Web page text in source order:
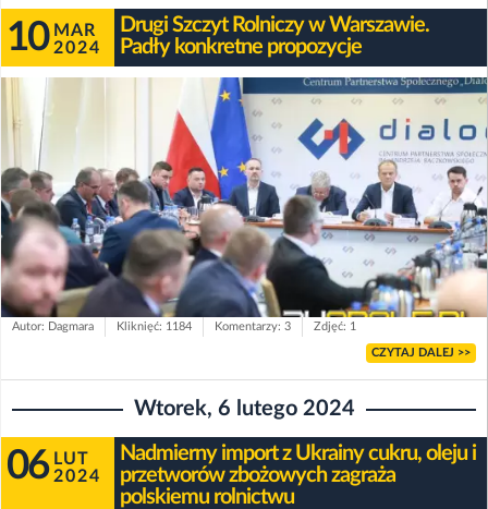
10 MAR
2024
Drugi Szczyt Rolniczy w Warszawie.
Padły konkretne propozycje
Autor: Dagmara Kliknięć: 1184 Komentarzy: 3 Zdjęć: 1
CZYTAJ DALEJ >>
Wtorek, 6 lutego 2024
06 LUT
2024
Nadmierny import z Ukrainy cukru, oleju i
przetworów zbożowych zagraża
polskiemu rolnictwu